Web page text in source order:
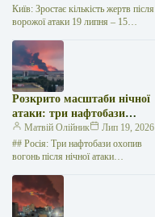
Київ: Зростає кількість жертв після
ворожої атаки 19 липня – 15
російської агресії, що сталася у
столиці…
Розкрито масштаби нічної
атаки: три нафтобази
палають у Ставрополі –
OSINT-аналіз
Матвій Олійник
Лип 19, 2026
## Росія: Три нафтобази охопив
вогонь після нічної атаки
відсотків життя. Кропивницький»
підтримує хворих на…